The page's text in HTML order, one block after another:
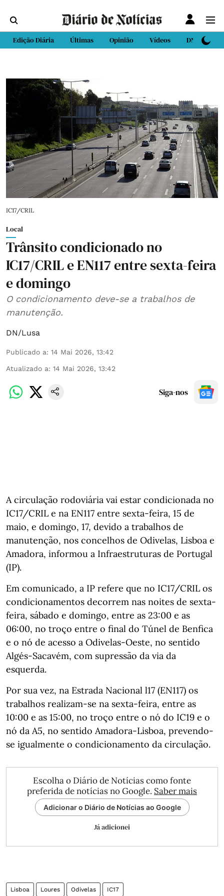
Edição Diária Últimas Opinião Vídeos DN Sport
IC17/CRIL
Local
Trânsito condicionado no
IC17/CRIL e EN117 entre sexta-feira
e domingo
O condicionamento deve-se a trabalhos de
manutenção.
DN/Lusa
Publicado a: 14 Mai 2026, 13:42
Atualizado a: 14 Mai 2026, 13:42
Siga-nos
A circulação rodoviária vai estar condicionada no
IC17/CRIL e na EN117 entre sexta-feira, 15 de
maio, e domingo, 17, devido a trabalhos de
manutenção, nos concelhos de Odivelas, Lisboa e
Amadora, informou a Infraestruturas de Portugal
(IP).
Em comunicado, a IP refere que no IC17/CRIL os
condicionamentos decorrem nas noites de sexta-
feira, sábado e domingo, entre as 23:00 e as
06:00, no troço entre o final do Túnel de Benfica
e o nó de acesso a Odivelas-Oeste, no sentido
Algés-Sacavém, com supressão da via da
esquerda.
Por sua vez, na Estrada Nacional l17 (EN117) os
trabalhos realizam-se na sexta-feira, entre as
10:00 e as 15:00, no troço entre o nó do IC19 e o
nó da A5, no sentido Amadora-Lisboa, prevendo-
se igualmente o condicionamento da circulação.
Escolha o Diário de Notícias como fonte
preferida de notícias no Google. Saber mais
Adicionar o Diário de Notícias ao Google
Já adicionei
Lisboa Loures Odivelas IC17